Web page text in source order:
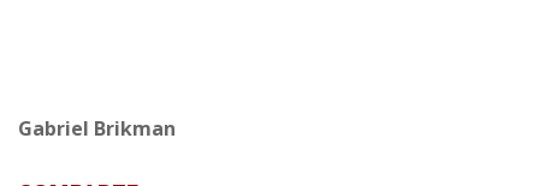
Gabriel Brikman